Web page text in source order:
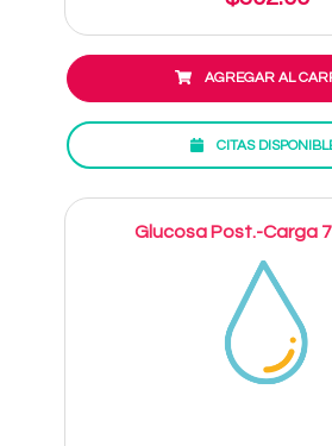
AGREGAR AL
CITAS
Glucosa Post.-Carga